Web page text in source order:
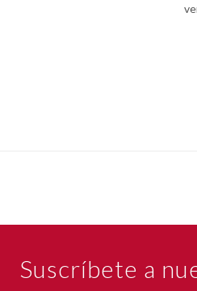
Suscríbete a